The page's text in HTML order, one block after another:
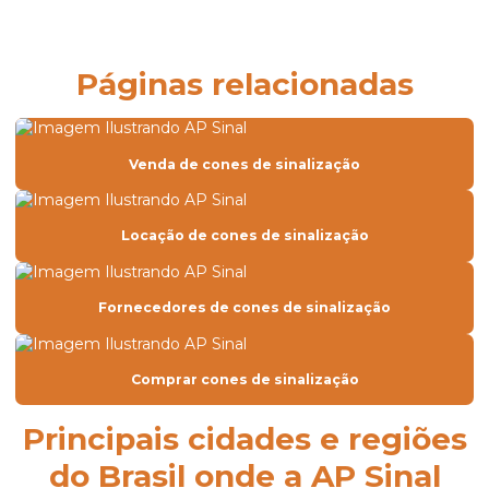
Defensa e Barreira metálica preço
Defensa e Barreira metálica simples
Delineador barreira de concreto
Delineador para defensa metálica
Empresa de defensa metálica
Empresa de demarcação viária
Empresa de desvio de tráfego
Páginas relacionadas
Venda de cones de sinalização
Locação de cones de sinalização
Fornecedores de cones de sinalização
Comprar cones de sinalização
Principais cidades e regiões
do Brasil onde a AP Sinal